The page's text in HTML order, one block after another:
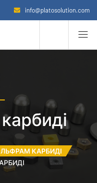
info@platosolution.com
КАРБИДІ